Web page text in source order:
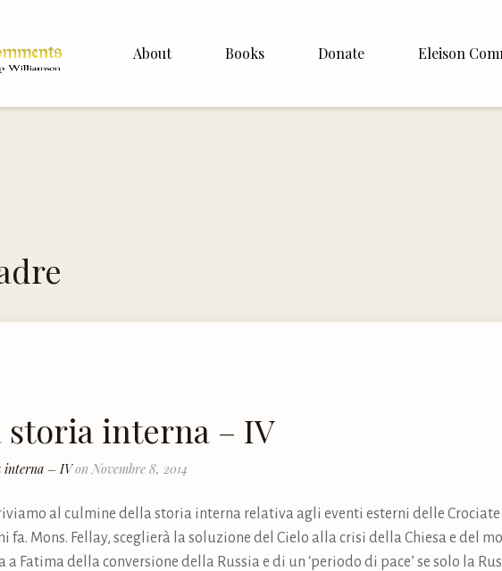
About Books Donate Eleison
Italiano
storia interna – IV
interna – IVon Novembre 8, 2014
al culmine della storia interna relativa agli eventi esterni delle
fa. Mons. Fellay, sceglierà la soluzione del Cielo alla crisi della Chiesa e del
a Fatima della conversione della Russia e di un ‘periodo di pace’ se solo la